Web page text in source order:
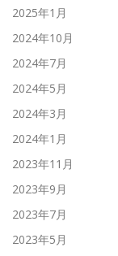
2025年1月
2024年10月
2024年7月
2024年5月
2024年3月
2024年1月
2023年11月
2023年9月
2023年7月
2023年5月